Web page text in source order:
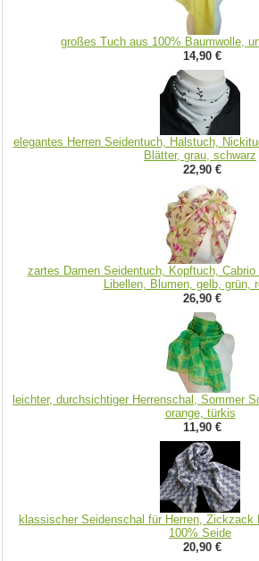
großes Tuch aus 100% Baumwolle,
14,90 €
elegantes Herren Seidentuch, Halstuch,
Blätter, grau, schwarz
22,90 €
zartes Damen Seidentuch, Kopftuch,
Libellen, Blumen, gelb, grün,
26,90 €
leichter, durchsichtiger Herrenschal, Sommer
orange, türkis
11,90 €
klassischer Seidenschal für Herren, Zickzack
100% Seide
20,90 €